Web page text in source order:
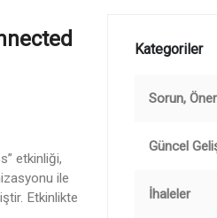
etkinliği,
ile
Etkinlikte
Kategoriler
Sorun,
Güncel
İhaleler